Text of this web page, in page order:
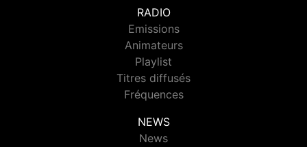
RADIO
Emissions
Animateurs
Playlist
Titres diffusés
Fréquences
NEWS
News